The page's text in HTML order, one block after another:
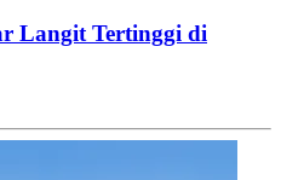
Langit Tertinggi di